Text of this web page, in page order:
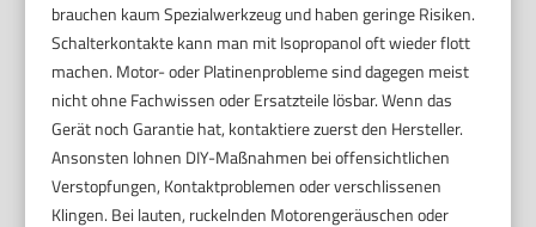
brauchen kaum Spezialwerkzeug und haben geringe Risiken.
Schalterkontakte kann man mit Isopropanol oft wieder flott
machen. Motor- oder Platinenprobleme sind dagegen meist
nicht ohne Fachwissen oder Ersatzteile lösbar. Wenn das
Gerät noch Garantie hat, kontaktiere zuerst den Hersteller.
Ansonsten lohnen DIY-Maßnahmen bei offensichtlichen
Verstopfungen, Kontaktproblemen oder verschlissenen
Klingen. Bei lauten, ruckelnden Motorengeräuschen oder